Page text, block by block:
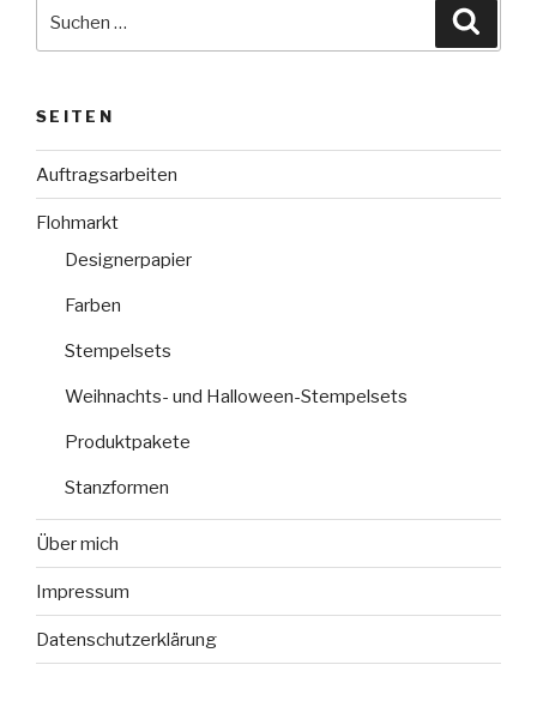
SEITEN
Auftragsarbeiten
Flohmarkt
Designerpapier
Farben
Stempelsets
Weihnachts- und Halloween-Stempelsets
Produktpakete
Stanzformen
Über mich
Impressum
Datenschutzerklärung